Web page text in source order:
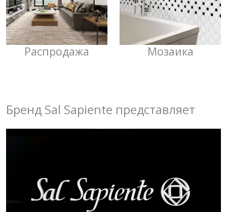
Распродажа Мозаика
Бренд Sal Sapiente представляет